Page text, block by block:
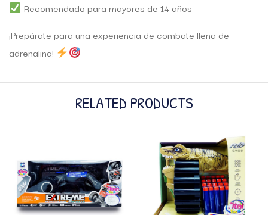
Recomendado para mayores de 14 años
¡Prepárate para una experiencia de combate llena de
adrenalina!
RELATED PRODUCTS